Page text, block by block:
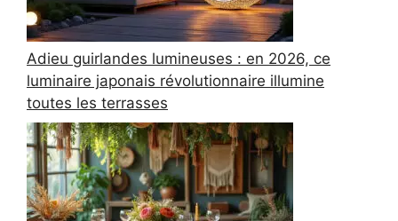
Adieu guirlandes lumineuses : en 2026, ce
luminaire japonais révolutionnaire illumine
toutes les terrasses